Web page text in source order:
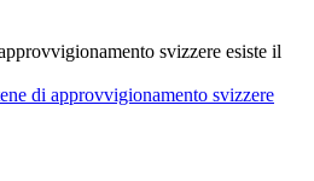
svizzere esiste il
di approvvigionamento svizzere